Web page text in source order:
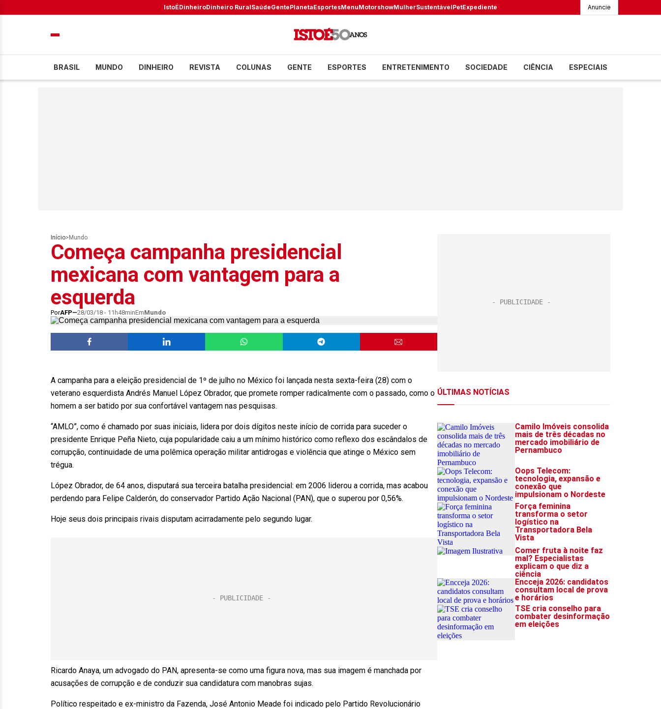
IstoÉDinheiroDinheiro RuralSaúdeGentePlanetaEsportesMenuMotorshowMulherSustentávelPetExpediente Anuncie
BRASIL MUNDO DINHEIRO REVISTA COLUNAS GENTE ESPORTES ENTRETENIMENTO SOCIEDADE CIÊNCIA ESPECIAIS
Início> Mundo
Começa campanha presidencial
mexicana com vantagem para a
esquerda
PorAFP 28/03/18 - 11h48minEmMundo
A campanha para a eleição presidencial de 1º de julho no México foi lançada nesta sexta-feira (28) com o
veterano esquerdista Andrés Manuel López Obrador, que promete romper radicalmente com o passado, como o
homem a ser batido por sua confortável vantagem nas pesquisas.
“AMLO”, como é chamado por suas iniciais, lidera por dois dígitos neste início de corrida para suceder o
presidente Enrique Peña Nieto, cuja popularidade caiu a um mínimo histórico como reflexo dos escândalos de
corrupção, continuidade de uma polêmica operação militar antidrogas e violência que atinge o México sem
trégua.
López Obrador, de 64 anos, disputará sua terceira batalha presidencial: em 2006 liderou a corrida, mas acabou
perdendo para Felipe Calderón, do conservador Partido Ação Nacional (PAN), que o superou por 0,56%.
Hoje seus dois principais rivais disputam acirradamente pelo segundo lugar.
Ricardo Anaya, um advogado do PAN, apresenta-se como uma figura nova, mas sua imagem é manchada por
acusações de corrupção e de conduzir sua candidatura com manobras sujas.
Político respeitado e ex-ministro da Fazenda, José Antonio Meade foi indicado pelo Partido Revolucionário